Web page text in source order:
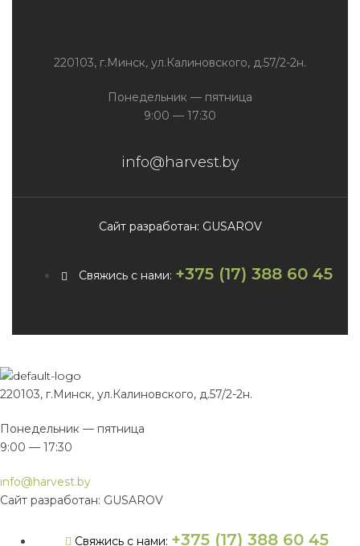
220103, г.Минск, ул.Калиновского, д.57/2-2н.
Понедельник — пятница
9:00 — 17:30
info@harvest.by
Сайт разработан: GUSAROV
Свяжись с нами: +375 (17) 388 60 45
220103, г.Минск, ул.Калиновского, д.57/2-2н.
Понедельник — пятница
9:00 — 17:30
info@harvest.by
Сайт разработан: GUSAROV
Свяжись с нами: +375 (17) 388 60 45